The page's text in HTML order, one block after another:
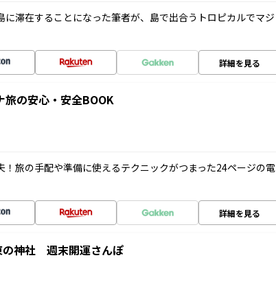
に滞在することになった筆者が、島で出合うトロピカルでマジ
詳細を見る
旅の安心・安全BOOK
旅の手配や準備に使えるテクニックがつまった24ページの電
詳細を見る
神社 週末開運さんぽ